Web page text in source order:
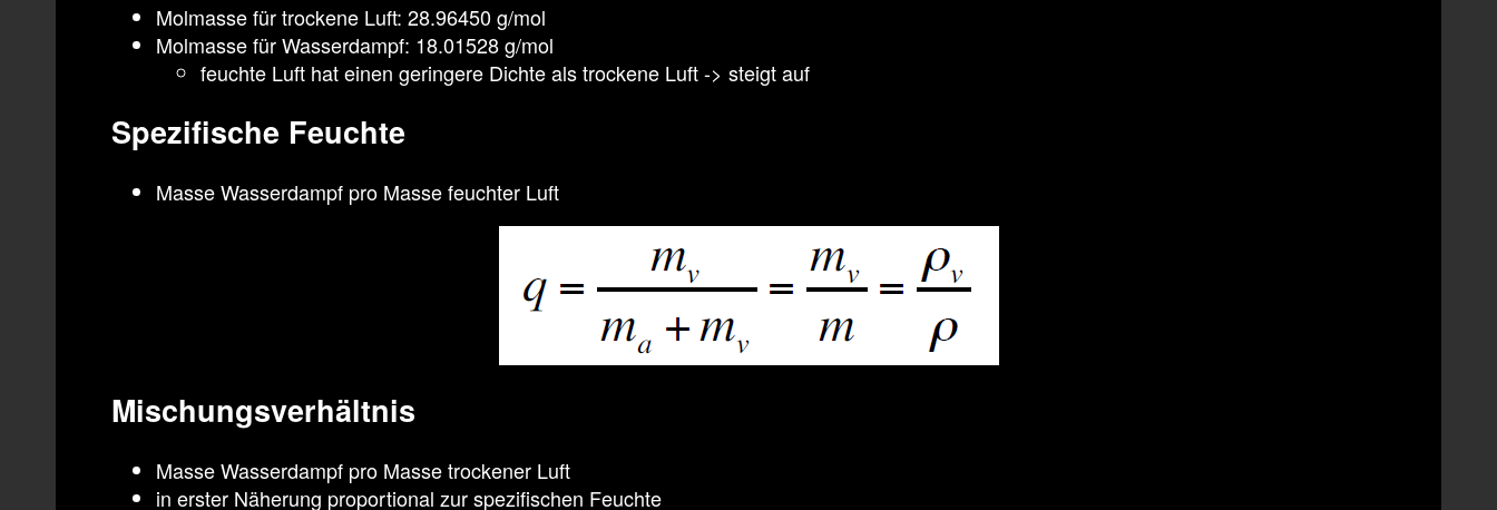
Molmasse für trockene Luft: 28.96450 g/mol
Molmasse für Wasserdampf: 18.01528 g/mol
feuchte Luft hat einen geringere Dichte als trockene Luft -> steigt auf
Spezifische Feuchte
Masse Wasserdampf pro Masse feuchter Luft
Mischungsverhältnis
Masse Wasserdampf pro Masse trockener Luft
in erster Näherung proportional zur spezifischen Feuchte